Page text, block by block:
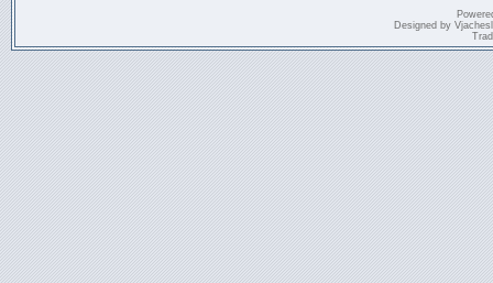
Designed by